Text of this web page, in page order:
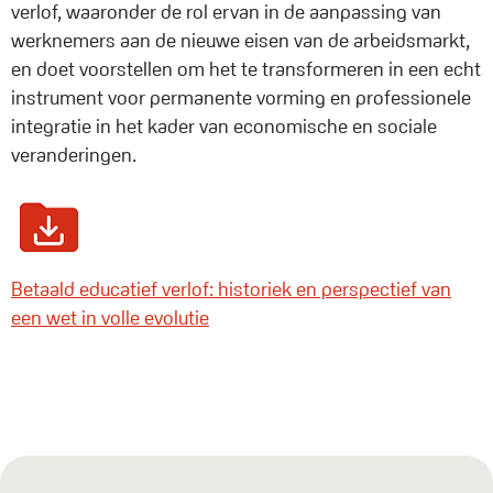
verlof, waaronder de rol ervan in de aanpassing van
werknemers aan de nieuwe eisen van de arbeidsmarkt,
en doet voorstellen om het te transformeren in een echt
instrument voor permanente vorming en professionele
integratie in het kader van economische en sociale
veranderingen.
Betaald educatief verlof: historiek en perspectief van
een wet in volle evolutie